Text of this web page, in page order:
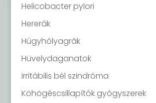
Helicobacter pylori
Hererák
Húgyhólyagrák
Hüvelydaganatok
Irritábilis bél szindróma
Köhögéscsillapítók gyógyszerek